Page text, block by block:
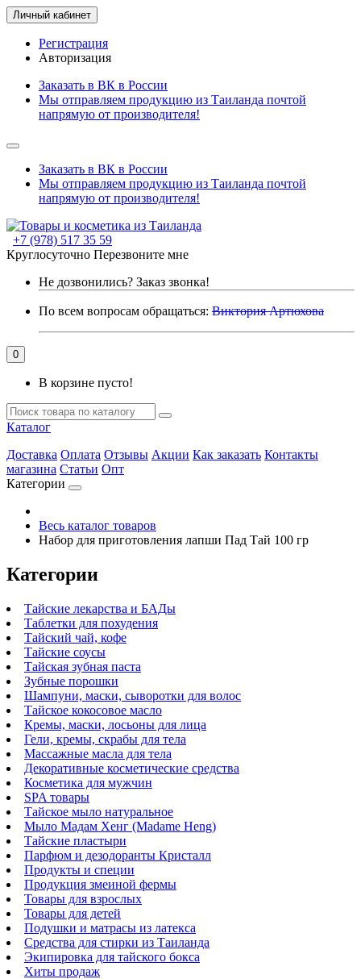
Личный кабинет
Регистрация
Авторизация
Заказать в ВК в России
Мы отправляем продукцию из Таиланда почтой
напрямую от производителя!
Заказать в ВК в России
Мы отправляем продукцию из Таиланда почтой
напрямую от производителя!
+7 (978) 517 35 59
Круглосуточно Перезвоните мне
Не дозвонились? Заказ звонка!
По всем вопросам обращаться: Виктория Артюхова
0
В корзине пусто!
Каталог
Доставка Оплата Отзывы Акции Как заказать Контакты
магазина Статьи Опт
Категории
Весь каталог товаров
Набор для приготовления лапши Пад Тай 100 гр
Категории
Тайские лекарства и БАДы
Таблетки для похудения
Тайский чай, кофе
Тайские соусы
Тайская зубная паста
Зубные порошки
Шампуни, маски, сыворотки для волос
Тайское кокосовое масло
Кремы, маски, лосьоны для лица
Гели, кремы, скрабы для тела
Массажные масла для тела
Декоративные косметические средства
Косметика для мужчин
SPA товары
Тайское мыло натуральное
Мыло Мадам Хенг (Madame Heng)
Тайские пластыри
Парфюм и дезодоранты Кристалл
Продукты и специи
Продукция змеиной фермы
Товары для взрослых
Товары для детей
Подушки и матрасы из латекса
Средства для стирки из Таиланда
Экипировка для тайского бокса
Хиты продаж